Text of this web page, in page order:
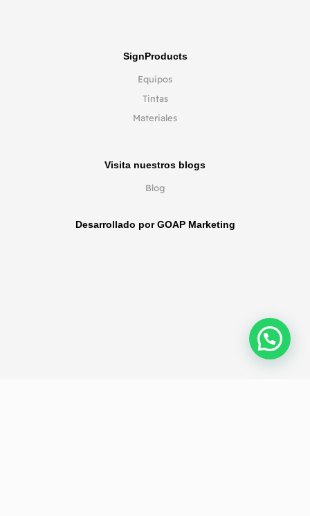
SignProducts
Equipos
Tintas
Materiales
Desarrollado por GOAP Marketing
Visita nuestros blogs
Blog